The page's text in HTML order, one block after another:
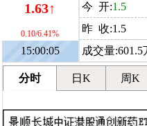
1.63↑
0.10/6.41%
15:00:05
今 开:1.5
昨 收:1.5
成交量
分时 日K 周K